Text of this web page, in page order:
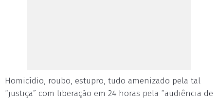
Homicídio, roubo, estupro, tudo amenizado pela tal
“justiça” com liberação em 24 horas pela “audiência de